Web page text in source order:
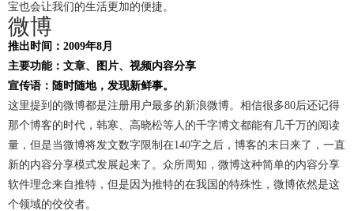
宝也会让我们的生活更加的便捷。
微博
推出时间：2009年8月
主要功能：文章、图片、视频内容分享
宣传语：随时随地，发现新鲜事。
这里提到的微博都是注册用户最多的新浪微博。相信很多80后还记得
那个博客的时代，韩寒、高晓松等人的千字博文都能有几千万的阅读
量，但是当微博将发文数字限制在140字之后，博客的末日来了，一直
新的内容分享模式发展起来了。众所周知，微博这种简单的内容分享
软件理念来自推特，但是因为推特的在我国的特殊性，微博依然是这
个领域的佼佼者。